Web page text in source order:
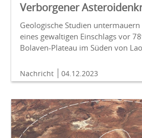
Verborgener
Geologische Studien
eines gewaltigen Einschlags vor
Bolaven-Plateau im Süden von
Nachricht 04.12.2023